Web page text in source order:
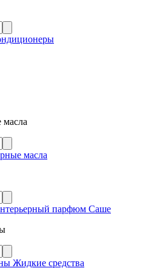
масла
парфюм Саше
Жидкие средства